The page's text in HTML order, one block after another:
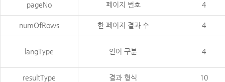
pageNo 페이지 번호 4
numOfRows 한 페이지 결과 수 4
langType 언어 구분 4
resultType 결과 형식 10